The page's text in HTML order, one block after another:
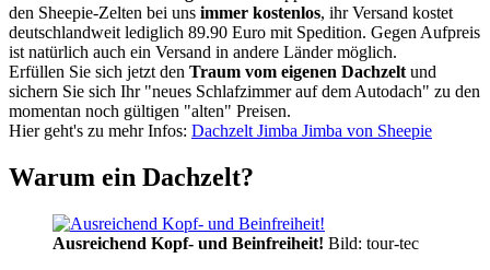
den Sheepie-Zelten bei uns immer kostenlos, ihr Versand kostet
deutschlandweit lediglich 89.90 Euro mit Spedition. Gegen Aufpreis
ist natürlich auch ein Versand in andere Länder möglich.
Erfüllen Sie sich jetzt den Traum vom eigenen Dachzelt und
sichern Sie sich Ihr "neues Schlafzimmer auf dem Autodach" zu den
momentan noch gültigen "alten" Preisen.
Hier geht's zu mehr Infos: Dachzelt Jimba Jimba von Sheepie
Warum ein Dachzelt?
Ausreichend Kopf- und Beinfreiheit! Bild: tour-tec